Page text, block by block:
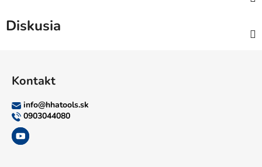
Diskusia
Kontakt
info@hhatools.sk
0903044080